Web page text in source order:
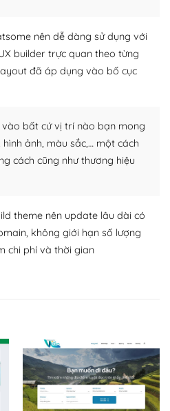
sẵn sàng hỗ trợ bạn
cài đặt thêm vào
các tính năng cần thiết. Có
phí.
đảo, thư viện themes và
phong phú. Bạn có thể thỏa
phù hợp cho mục đích
khi quyết định nơi lưu trữ
cho website WordPress
nên dễ dàng sử dụng với
builder trực quan theo từng
đã áp dụng vào bố cục
bất cứ vị trí nào bạn mong
ảnh, màu sắc,… một cách
cách cũng như thương hiệu
theme nên update lâu dài có
không giới hạn số lượng
chi phí và thời gian